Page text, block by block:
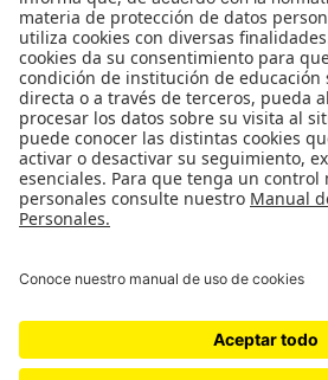
Ediciones especiales
Proyectos 070
SÍGUENOS
¿Quieres escribir en 070?
cerosetenta@uniandes.edu.co